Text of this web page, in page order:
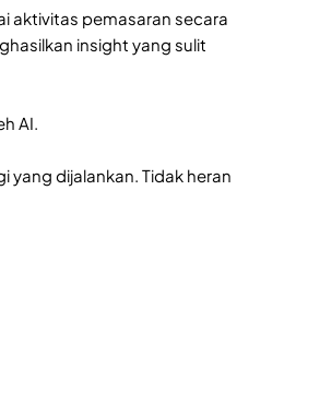
aktivitas pemasaran secara
insight yang sulit
AI.
dijalankan. Tidak heran